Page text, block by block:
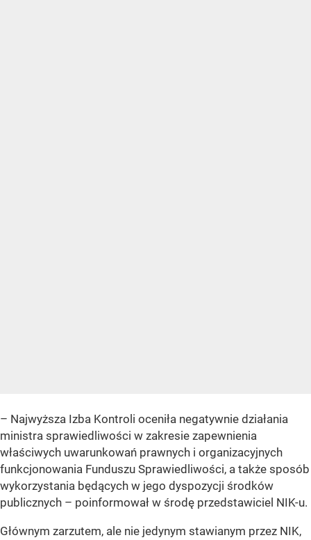
– Najwyższa Izba Kontroli oceniła negatywnie działania
ministra sprawiedliwości w zakresie zapewnienia
właściwych uwarunkowań prawnych i organizacyjnych
funkcjonowania Funduszu Sprawiedliwości, a także sposób
wykorzystania będących w jego dyspozycji środków
publicznych – poinformował w środę przedstawiciel NIK-u.
Głównym zarzutem, ale nie jedynym stawianym przez NIK,